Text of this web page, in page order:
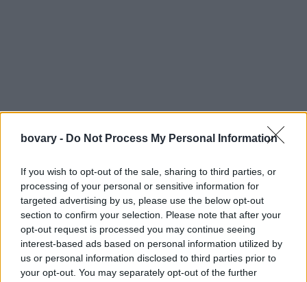
bovary - Do Not Process My Personal Information
If you wish to opt-out of the sale, sharing to third parties, or
processing of your personal or sensitive information for
targeted advertising by us, please use the below opt-out
section to confirm your selection. Please note that after your
opt-out request is processed you may continue seeing
interest-based ads based on personal information utilized by
us or personal information disclosed to third parties prior to
your opt-out. You may separately opt-out of the further
Ποια είναι η διαδικασία
Η διαδικασία είναι απλή. Απλά βάλτε δύο μεταλλικά κουτάλια